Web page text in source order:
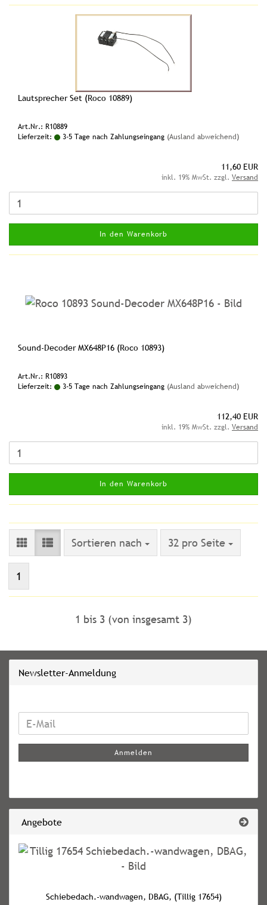
Lautsprecher Set (Roco 10889)
Art.Nr.: R10889
Lieferzeit:
3-5 Tage nach Zahlungseingang (Ausland abweichend)
11,60 EUR
inkl. 19% MwSt. zzgl. Versand
In den Warenkorb
Sound-Decoder MX648P16 (Roco 10893)
Art.Nr.: R10893
Lieferzeit:
3-5 Tage nach Zahlungseingang (Ausland abweichend)
112,40 EUR
inkl. 19% MwSt. zzgl. Versand
In den Warenkorb
Sortieren nach
Sortieren nach 32 pro Seite
pro Seite
1
1 bis 3 (von insgesamt 3)
Newsletter-Anmeldung
WEITER
ZUR
ANMELDUNG
E-
Anmelden
Angebote
Schiebedach.-wandwagen, DBAG, (Tillig 17654)